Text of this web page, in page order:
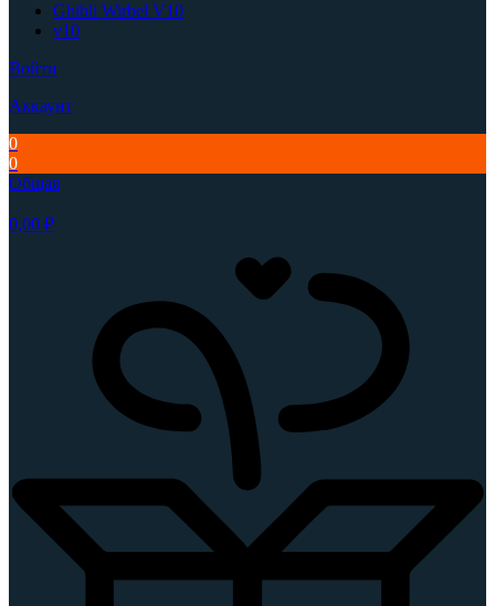
Ghibli Wirbel V10
v10
Войти
Аккаунт
0
0
Общая
0,00 ₽